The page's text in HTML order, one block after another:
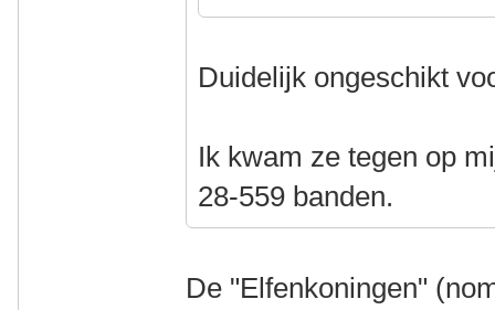
Duidelijk ongeschikt
Ik kwam ze tegen op
28-559 banden.
De "Elfenkoningen"